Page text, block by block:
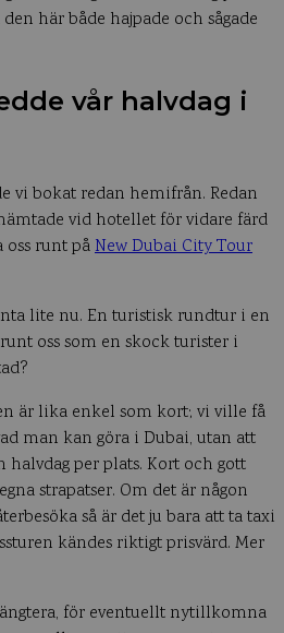
här både hajpade och sågade
vår halvdag i
vi bokat redan hemifrån. Redan
vid hotellet för vidare färd
runt påNew Dubai City Tour
lite nu. En turistisk rundtur i en
oss som en skock turister i
är lika enkel som kort; vi ville få
man kan göra i Dubai, utan att
halvdag per plats. Kort och gott
strapatser. Om det är någon
så är det ju bara att ta taxi
kändes riktigt prisvärd. Mer
för eventuellt nytillkomna